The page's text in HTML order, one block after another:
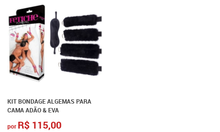
KIT BONDAGE ALGEMAS PARA
CAMA ADÃO & EVA
por R$ 115,00